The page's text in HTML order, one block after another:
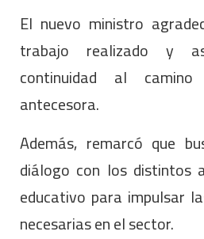
El nuevo ministro
trabajo realizado y
continuidad al
antecesora.
Además, remarcó que
diálogo con los distintos
educativo para impulsar
necesarias en el sector.